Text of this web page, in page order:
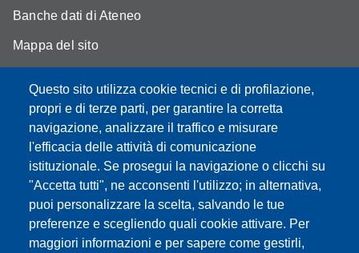
Questo sito utilizza cookie tecnici e di profilazione,
propri e di terze parti, per garantire la corretta
navigazione, analizzare il traffico e misurare
l'efficacia delle attività di comunicazione
istituzionale. Se prosegui la navigazione o clicchi su
"Accetta tutti", ne acconsenti l'utilizzo; in alternativa,
puoi personalizzare la scelta, salvando le tue
preferenze e scegliendo quali cookie attivare. Per
maggiori informazioni e per sapere come gestirli,
Banche dati di Ateneo
Mappa del sito
Accessibility
Privacy e Cookie policy
Partita IVA: 00427620364
Dipartimento di Studi Linguistici e Culturali